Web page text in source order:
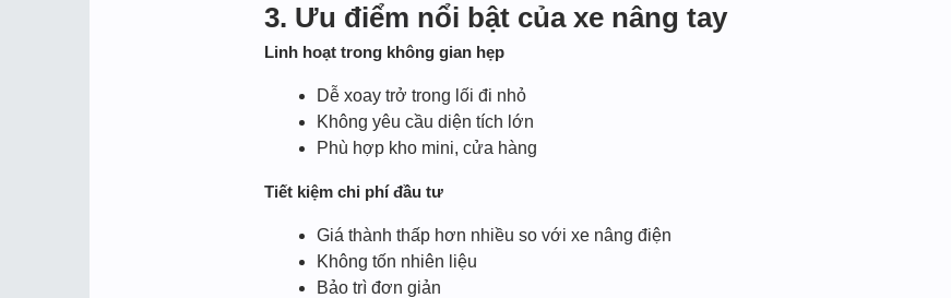
3. Ưu điểm nổi bật của xe nâng tay
Linh hoạt trong không gian hẹp
Dễ xoay trở trong lối đi nhỏ
Không yêu cầu diện tích lớn
Phù hợp kho mini, cửa hàng
Tiết kiệm chi phí đầu tư
Giá thành thấp hơn nhiều so với xe nâng điện
Không tốn nhiên liệu
Bảo trì đơn giản